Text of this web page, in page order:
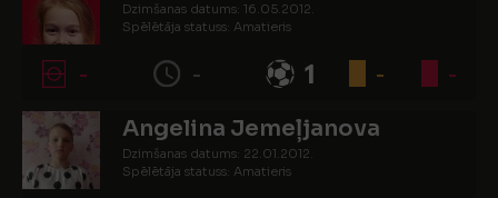
Dzimšanas datums: 16.05.2012.
Spēlētāja statuss: Amatieris
- - 1 - -
Angelina Jemeļjanova
Dzimšanas datums: 22.01.2012.
Spēlētāja statuss: Amatieris